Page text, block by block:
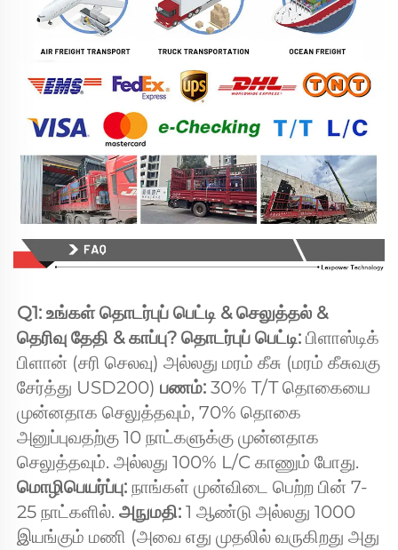
Q1: உங்கள் தொடர்புப் பெட்டி & செலுத்தல் &
தெரிவு தேதி & காப்பு? தொடர்புப் பெட்டி: பிளாஸ்டிக்
பிளான் (சரி செலவு) அல்லது மரம் கீசு (மரம் கீசுவகு
சேர்த்து USD200) பணம்: 30% T/T தொகையை
முன்னதாக செலுத்தவும், 70% தொகை
அனுப்புவதற்கு 10 நாட்களுக்கு முன்னதாக
மொழிபெயர்ப்பு: நாங்கள் முன்விடை பெற்ற பின் 7-
25 நாட்களில். அநுமதி: 1 ஆண்டு அல்லது 1000
இயங்கும் மணி (அவை எது முதலில் வருகிறது அது